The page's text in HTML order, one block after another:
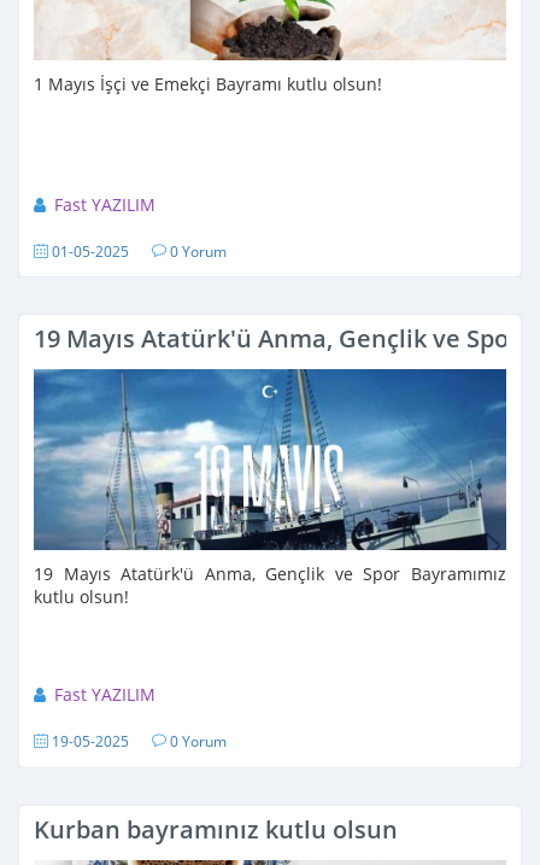
1 Mayıs İşçi ve Emekçi Bayramı kutlu olsun!
Fast YAZILIM
01-05-2025 0 Yorum
19 Mayıs Atatürk'ü Anma, Gençlik ve Spor
19 Mayıs Atatürk'ü Anma, Gençlik ve Spor Bayramımız
kutlu olsun!
Fast YAZILIM
19-05-2025 0 Yorum
Kurban bayramınız kutlu olsun